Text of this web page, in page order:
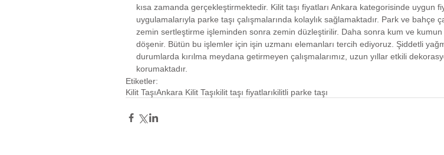
kısa zamanda gerçekleştirmektedir. Kilit taşı fiyatları Ankara kategorisinde uygun
uygulamalarıyla parke taşı çalışmalarında kolaylık sağlamaktadır. Park ve bahçe
zemin sertleştirme işleminden sonra zemin düzleştirilir. Daha sonra kum ve
döşenir. Bütün bu işlemler için işin uzmanı elemanları tercih ediyoruz. Şiddetli
durumlarda kırılma meydana getirmeyen çalışmalarımız, uzun yıllar etkili
korumaktadır.
Etiketler:
Kilit TaşıAnkara Kilit Taşıkilit taşı fiyatlarıkilitli parke taşı